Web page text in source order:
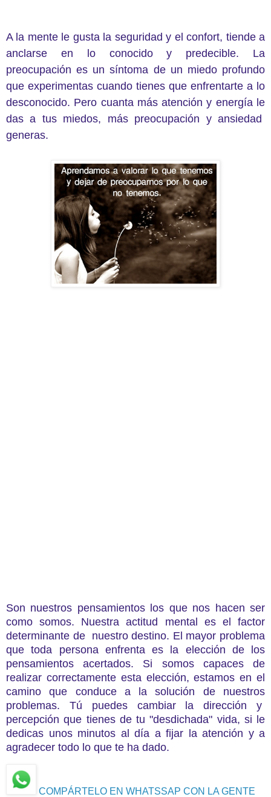
A la mente le gusta la seguridad y el confort, tiende a
anclarse en lo conocido y predecible. La
preocupación es un síntoma de un miedo profundo
que experimentas cuando tienes que enfrentarte a lo
desconocido. Pero cuanta más atención y energía le
das a tus miedos, más preocupación y ansiedad
generas.
Son nuestros pensamientos los que nos hacen ser
como somos. Nuestra actitud mental es el factor
determinante de nuestro destino. El mayor problema
que toda persona enfrenta es la elección de los
pensamientos acertados. Si somos capaces de
realizar correctamente esta elección, estamos en el
camino que conduce a la solución de nuestros
problemas. Tú puedes cambiar la dirección y
percepción que tienes de tu "desdichada" vida, si le
dedicas unos minutos al día a fijar la atención y a
agradecer todo lo que te ha dado.
COMPÁRTELO EN WHATSSAP CON LA GENTE